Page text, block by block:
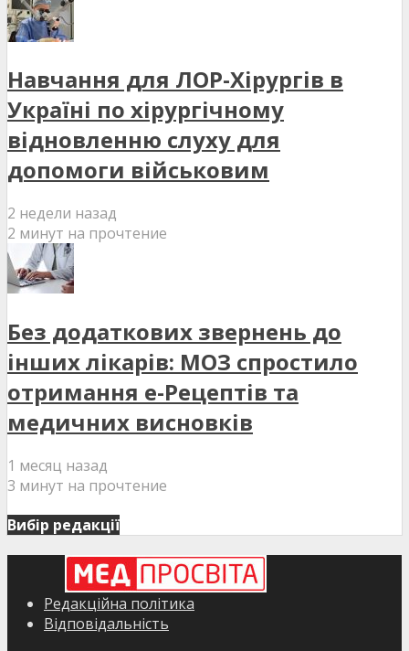
Навчання для ЛОР-Хірургів в
Україні по хірургічному
відновленню слуху для
допомоги військовим
2 недели назад
2 минут на прочтение
Без додаткових звернень до
інших лікарів: МОЗ спростило
отримання е-Рецептів та
медичних висновків
1 месяц назад
3 минут на прочтение
Вибір редакції
Редакційна політика
Відповідальність